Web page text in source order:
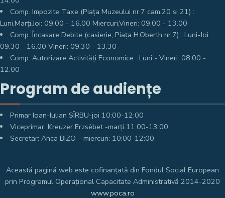
Comp. Impozite Taxe (Piața Muzeului nr.7 cam.20 si 21) :
Luni,Marți,Joi: 09.00 - 16.00 Miercuri,Vineri: 09.00 - 13.00
Comp. Încasare Debite (casierie, Piața H.Oberth nr.7) : Luni-Joi:
09.30 - 16.00 Vineri: 09.30 - 13.30
Comp. Autorizare Activități Economice : Luni - Vineri: 08.00 -
12.00
Program de audiențe
Primar Ioan-Iulian SÎRBU-joi 10:00-12:00
Viceprimar: Kreuzer Erzsébet -marți 11:00-13:00
Secretar: Anca BIZO – miercuri: 10:00-12:00
Această pagină web este cofinanțată din Fondul Social European
prin Programul Operațional Capacitate Administrativă 2014-2020
www.poca.ro